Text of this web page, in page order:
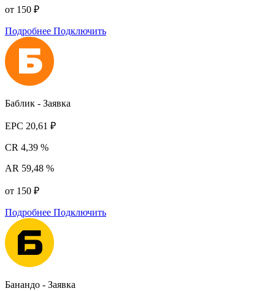
от 150 ₽
Подробнее Подключить
Баблик - Заявка
EPC 20,61 ₽
CR 4,39 %
AR 59,48 %
от 150 ₽
Подробнее Подключить
Банандо - Заявка